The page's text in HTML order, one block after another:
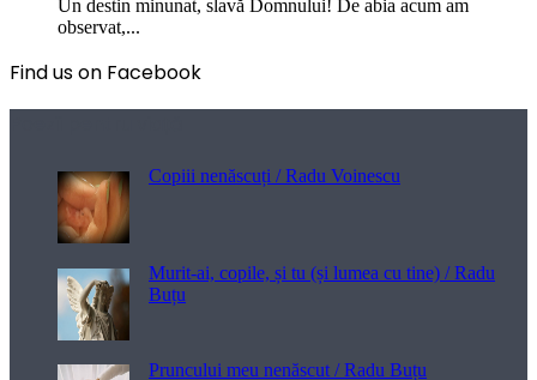
Un destin minunat, slavă Domnului! De abia acum am
observat,...
Find us on Facebook
Copiii nenăscuți / Radu Voinescu
Murit-ai, copile, și tu (și lumea cu tine) / Radu
Buțu
Pruncului meu nenăscut / Radu Buțu